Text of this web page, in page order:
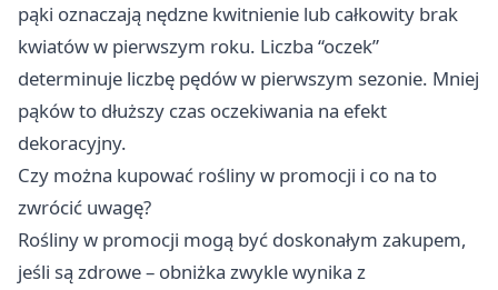
pąki oznaczają nędzne kwitnienie lub całkowity brak
kwiatów w pierwszym roku. Liczba “oczek”
determinuje liczbę pędów w pierwszym sezonie. Mniej
pąków to dłuższy czas oczekiwania na efekt
dekoracyjny.
Czy można kupować rośliny w promocji i co na to
zwrócić uwagę?
Rośliny w promocji mogą być doskonałym zakupem,
jeśli są zdrowe – obniżka zwykle wynika z